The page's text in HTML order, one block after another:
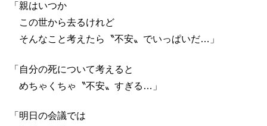
「親はいつか
この世から去るけれど
そんなこと考えたら〝不安〟でいっぱいだ…」
「自分の死について考えると
めちゃくちゃ〝不安〟すぎる…」
「明日の会議では